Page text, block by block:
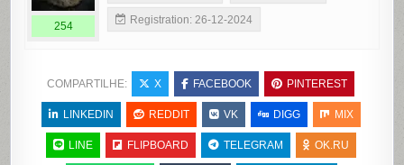
254 Registration: 26-12-2024
COMPARTILHE: X FACEBOOK PINTEREST
LINKEDIN REDDIT VK DIGG MIX
LINE FLIPBOARD TELEGRAM OK.RU